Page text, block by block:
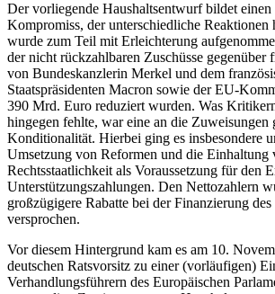
Der vorliegende Haushaltsentwurf bildet einen
Kompromiss, der unterschiedliche Reaktionen
wurde zum Teil mit Erleichterung
der nicht rückzahlbaren Zuschüsse gegenüber
von Bundeskanzlerin Merkel und dem
Staatspräsidenten Macron sowie der EU-
390 Mrd. Euro reduziert wurden. Was
hingegen fehlte, war eine an die Zuweisungen
Konditionalität. Hierbei ging es insbesondere
Umsetzung von Reformen und die Einhaltung
Rechtsstaatlichkeit als Voraussetzung für den
Unterstützungszahlungen. Den Nettozahlern
großzügigere Rabatte bei der Finanzierung des
versprochen.
Vor diesem Hintergrund kam es am 10.
deutschen Ratsvorsitz zu einer (vorläufigen)
Verhandlungsführern des Europäischen